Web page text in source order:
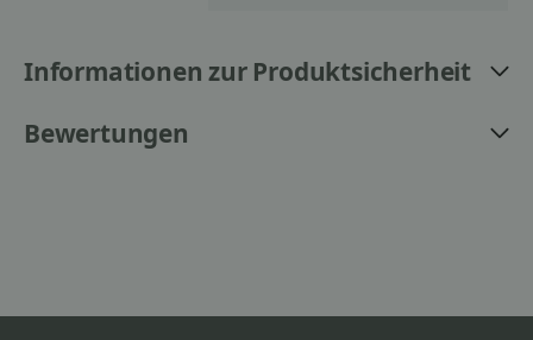
Informationen zur Produktsicherheit
Bewertungen